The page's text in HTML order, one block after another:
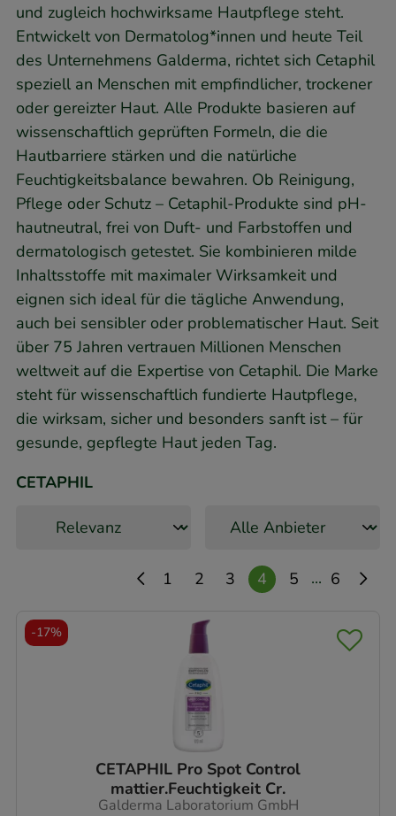
und zugleich hochwirksame Hautpflege steht.
Entwickelt von Dermatolog*innen und heute Teil
des Unternehmens Galderma, richtet sich Cetaphil
speziell an Menschen mit empfindlicher, trockener
oder gereizter Haut. Alle Produkte basieren auf
wissenschaftlich geprüften Formeln, die die
Hautbarriere stärken und die natürliche
Feuchtigkeitsbalance bewahren. Ob Reinigung,
Pflege oder Schutz – Cetaphil-Produkte sind pH-
hautneutral, frei von Duft- und Farbstoffen und
dermatologisch getestet. Sie kombinieren milde
Inhaltsstoffe mit maximaler Wirksamkeit und
eignen sich ideal für die tägliche Anwendung,
auch bei sensibler oder problematischer Haut. Seit
über 75 Jahren vertrauen Millionen Menschen
weltweit auf die Expertise von Cetaphil. Die Marke
steht für wissenschaftlich fundierte Hautpflege,
die wirksam, sicher und besonders sanft ist – für
gesunde, gepflegte Haut jeden Tag.
CETAPHIL
1 2 3 4 5 ... 6
CETAPHIL Pro Spot Control
mattier.Feuchtigkeit Cr.
Galderma Laboratorium GmbH
-17%